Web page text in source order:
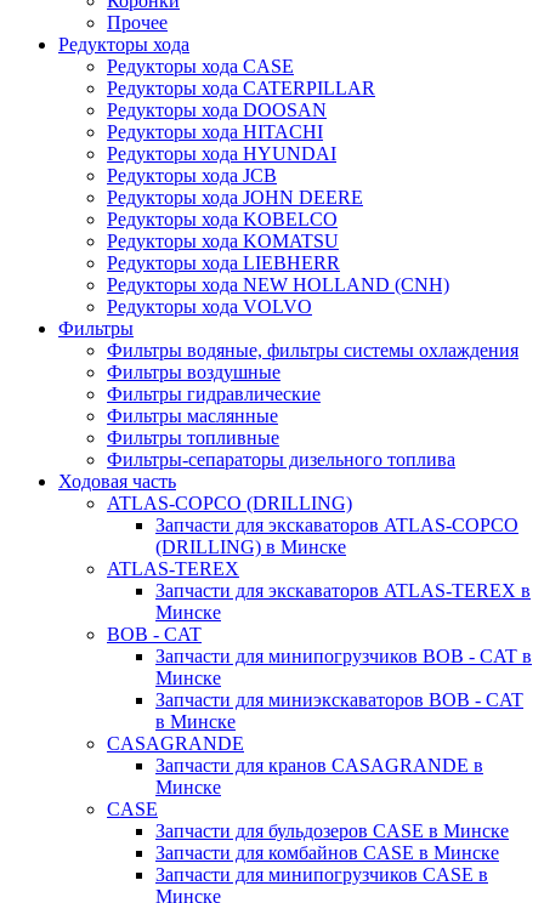
Прочее
Редукторы хода
Редукторы хода CASE
Редукторы хода CATERPILLAR
Редукторы хода DOOSAN
Редукторы хода HITACHI
Редукторы хода HYUNDAI
Редукторы хода JCB
Редукторы хода JOHN DEERE
Редукторы хода KOBELCO
Редукторы хода KOMATSU
Редукторы хода LIEBHERR
Редукторы хода NEW HOLLAND (CNH)
Редукторы хода VOLVO
Фильтры
Фильтры водяные, фильтры системы охлаждения
Фильтры воздушные
Фильтры гидравлические
Фильтры маслянные
Фильтры топливные
Фильтры-сепараторы дизельного топлива
Ходовая часть
ATLAS-COPCO (DRILLING)
Запчасти для экскаваторов ATLAS-COPCO
(DRILLING) в Минске
ATLAS-TEREX
Запчасти для экскаваторов ATLAS-TEREX в
Минске
BOB - CAT
Запчасти для минипогрузчиков BOB - CAT в
Минске
Запчасти для миниэкскаваторов BOB - CAT
в Минске
CASAGRANDE
Запчасти для кранов CASAGRANDE в
Минске
CASE
Запчасти для бульдозеров CASE в Минске
Запчасти для комбайнов CASE в Минске
Запчасти для минипогрузчиков CASE в
Минске